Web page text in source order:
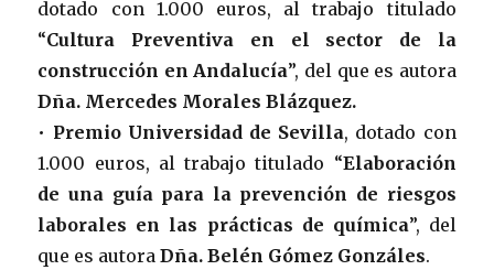
dotado con 1.000 euros, al trabajo titulado
“Cultura Preventiva en el sector de la
construcción en Andalucía”, del que es autora
Dña. Mercedes Morales Blázquez.
• Premio Universidad de Sevilla, dotado con
1.000 euros, al trabajo titulado “Elaboración
de una guía para la prevención de riesgos
laborales en las prácticas de química”, del
que es autoraDña. Belén Gómez Gonzáles.